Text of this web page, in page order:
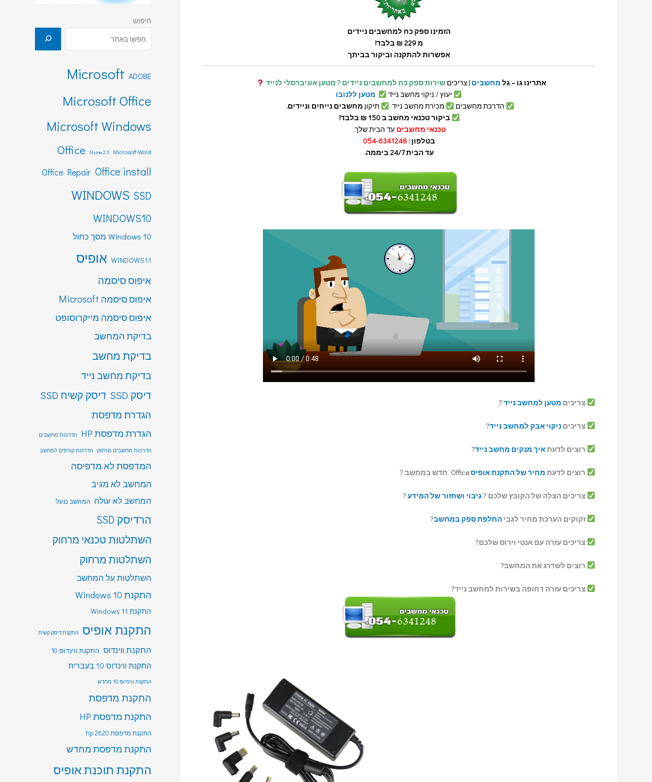
הזמינו ספק כח למחשבים ניידים
מ 229 ₪
בלבד!
אפשרות להתקנה וביקור בביתך
אתרינו גו – גל מחשבים | צריכיםשירות ספק כח למחשבים ניידים ? מטען אוניברסלי לנייד
יעוץ / ניקוי מחשב נייד
מטען ללנובו
הדרכת מחשבים
מכירת מחשב נייד תיקון מחשבים נייחים וניידים.
ביקור טכנאי מחשב ב 150 ₪ בלבד!
טכנאי מחשבים עד הבית שלך.
בטלפון :054-6341248
עד הבית 24/7 ביממה.
צריכים מטען למחשב נייד?
צריכיםניקוי אבק למחשב נייד?
רוצים לדעתאיך מנקים מחשב נייד?
רוצים לדעת מחיר של התקנת אופיסOffice חדש במחשב ?
צריכים הצלה של הקובץ שלכם ?גיבוי ושחזור של המידע?
זקוקים הערכת מחיר לגבי החלפת ספק במחשב?
צריכים עזרה עם אנטי וירוס שלכם?
רוצים לשדרג את המחשב?
צריכים עזרה דחופה בשירות למחשב נייד?
חיפוש
ADOBE
Microsoft
Microsoft Office
Microsoft Windows
Microsoft Word
Nvme 2.0
Office
Office install
Office Repair
SSD
WINDOWS
WINDOWS10
Windows 10 מסך כחול
WINDOWS11 אופיס
איפוס סיסמה
איפוס סיסמה Microsoft
איפוס סיסמה מייקרוסופט
בדיקת המחשב
בדיקת מחשב
בדיקת מחשב נייד
דיסק SSD דיסק קשיח SSD
הגדרת מדפסת
הגדרת מדפסת HP הדרכות מחשבים
הדרכות מחשבים מרחוק הדרכות קורסים למחשב
המדפסת לא מדפיסה
המחשב לא מגיב
המחשב לא עולה המחשב ננעל
הרדיסק SSD
השתלטות טכנאי מרחוק
השתלטות מרחוק
השתלטות על המחשב
התקנת Windows 10
התקנת Windows 11
התקנת אופיס התקנת דיסק קשיח
התקנת ווינדוס התקנת ווינדוס 10
התקנת ווינדוס 10 בעברית
התקנת ווינדוס 10 מחדש
התקנת מדפסת
התקנת מדפסת HP
התקנת מדפסת hp 2620
התקנת מדפסת מחדש
התקנת תוכנת אופיס